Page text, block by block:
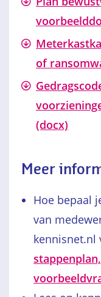
of
(docx)
Meer
Hoe bepaal
van
kennisnet.nl